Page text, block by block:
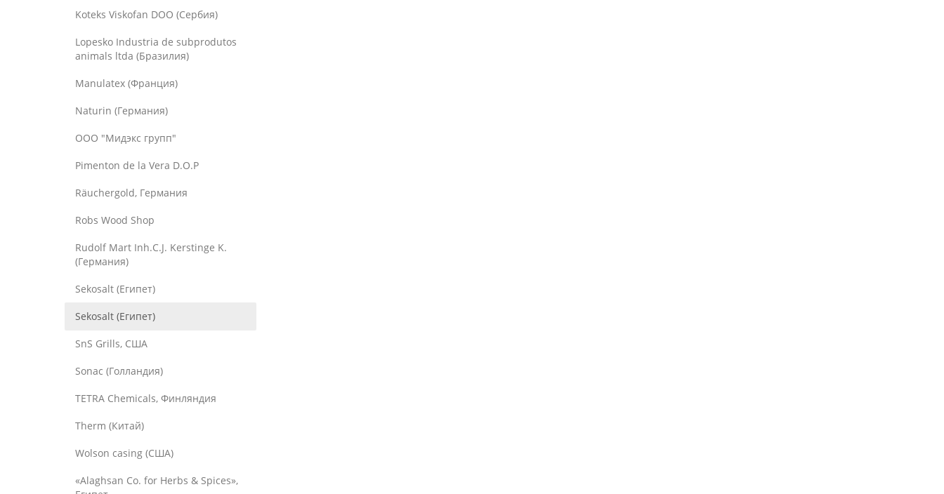
Koteks Viskofan DOO (Сербия)
Lopesko Industria de subprodutos
animals ltda (Бразилия)
Manulatex (Франция)
Naturin (Германия)
OOO "Мидэкс групп"
Pimenton de la Vera D.O.P
Räuchergold, Германия
Robs Wood Shop
Rudolf Mart Inh.C.J. Kerstinge K.
(Германия)
Sekosalt (Египет)
Sekosalt (Египет)
SnS Grills, США
Sonac (Голландия)
TETRA Chemicals, Финляндия
Therm (Китай)
Wolson casing (США)
«Alaghsan Co. for Herbs & Spices»,